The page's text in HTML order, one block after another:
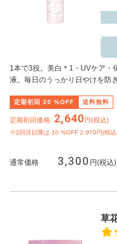
1本で3役。美白 ＊1 ・UVケア
液。毎日のうっかり日やけを防
定期初回 20 %OFF 送料無料
定期初回価格: 2,640円(税込)
※2回目以降は 10 %OFF 2,970円(税込
通常価格 3,300 円(税込)
草